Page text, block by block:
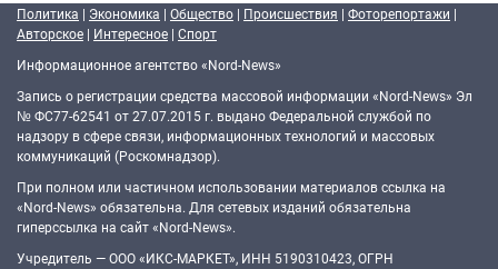
Политика | Экономика | Общество | Происшествия | Фоторепортажи |
Авторское | Интересное | Спорт
Информационное агентство «Nord-News»
Запись о регистрации средства массовой информации «Nord-News» Эл
№ ФС77-62541 от 27.07.2015 г. выдано Федеральной службой по
надзору в сфере связи, информационных технологий и массовых
коммуникаций (Роскомнадзор).
При полном или частичном использовании материалов ссылка на
«Nord-News» обязательна. Для сетевых изданий обязательна
гиперссылка на сайт «Nord-News».
Учредитель — ООО «ИКС-МАРКЕТ», ИНН 5190310423, ОГРН